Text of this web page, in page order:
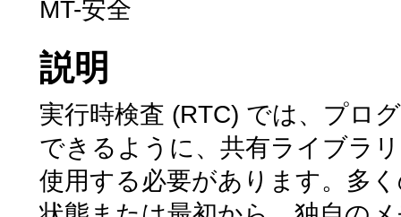
MT-安全
説明
実行時検査 (RTC) では、プロ
できるように、共有ライブラ
使用する必要があります。多